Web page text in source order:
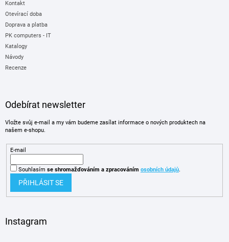
Kontakt
Otevírací doba
Doprava a platba
PK computers - IT
Katalogy
Návody
Recenze
Odebírat newsletter
Vložte svůj e-mail a my vám budeme zasílat informace o nových produktech na
našem e-shopu.
E-mail
Souhlasím se shromažďováním a zpracováním osobních údajů.
PŘIHLÁSIT SE
Instagram